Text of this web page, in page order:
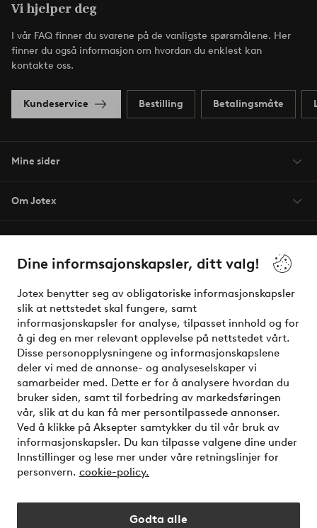
Dine informsajonskapsler, ditt valg!
Jotex benytter seg av obligatoriske informasjonskapsler
slik at nettstedet skal fungere, samt
informasjonskapsler for analyse, tilpasset innhold og for
å gi deg en mer relevant opplevelse på nettstedet vårt.
Disse personopplysningene og informasjonskapslene
deler vi med de annonse- og analyseselskaper vi
samarbeider med. Dette er for å analysere hvordan du
bruker siden, samt til forbedring av markedsføringen
vår, slik at du kan få mer persontilpassede annonser.
Ved å klikke på Aksepter samtykker du til vår bruk av
informasjonskapsler. Du kan tilpasse valgene dine under
Innstillinger og lese mer under våre retningslinjer for
personvern. cookie-policy.
Godta alle
Vi hjelper deg
I vår FAQ finner du svarene på de vanligste spørsmålene. Her
finner du også informasjon om hvordan du enklest kan
kontakte oss.
Kundeservice Bestilling Betalingsmåte
Mine sider
Om Jotex
Venner
Sikre betalinger - Betal direkte eller del opp
Vil du vite mer om våre betalingsalternativer?
elpy